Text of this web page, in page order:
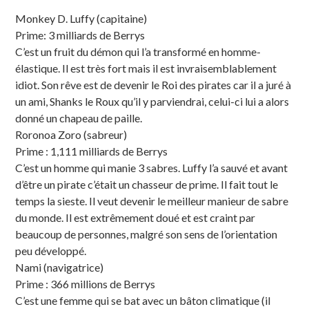
Monkey D. Luffy (capitaine)
Prime: 3 milliards de Berrys
C’est un fruit du démon qui l’a transformé en homme-
élastique. Il est très fort mais il est invraisemblablement
idiot. Son rêve est de devenir le Roi des pirates car il a juré à
un ami, Shanks le Roux qu’il y parviendrai, celui-ci lui a alors
donné un chapeau de paille.
Roronoa Zoro (sabreur)
Prime : 1,111 milliards de Berrys
C’est un homme qui manie 3 sabres. Luffy l’a sauvé et avant
d’être un pirate c’était un chasseur de prime. Il fait tout le
temps la sieste. Il veut devenir le meilleur manieur de sabre
du monde. Il est extrêmement doué et est craint par
beaucoup de personnes, malgré son sens de l’orientation
peu développé.
Nami (navigatrice)
Prime : 366 millions de Berrys
C’est une femme qui se bat avec un bâton climatique (il